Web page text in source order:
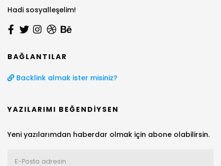
Hadi sosyalleşelim!
BAĞLANTILAR
Backlink almak ister misiniz?
YAZILARIMI BEĞENDIYSEN
Yeni yazılarımdan haberdar olmak için abone olabilirsin.